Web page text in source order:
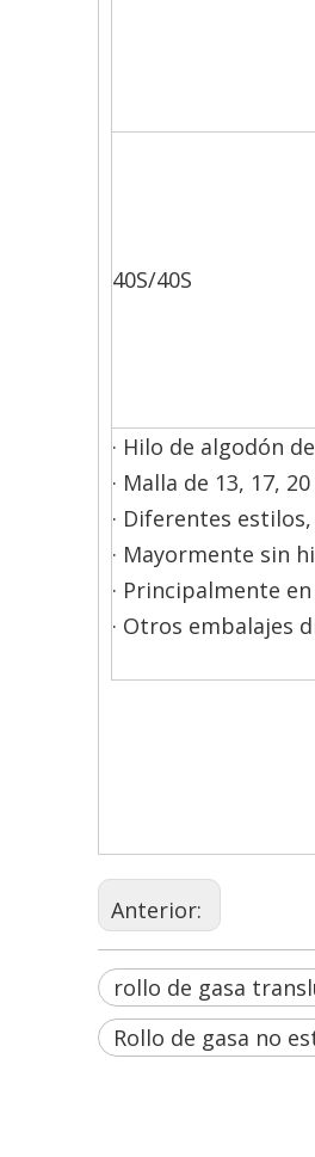
40S/40S
· Hilo de algodón
· Malla de 13, 17,
· Diferentes
· Mayormente sin
· Principalmente
· Otros embalajes
Anterior:
rollo de gasa
Rollo de gasa no